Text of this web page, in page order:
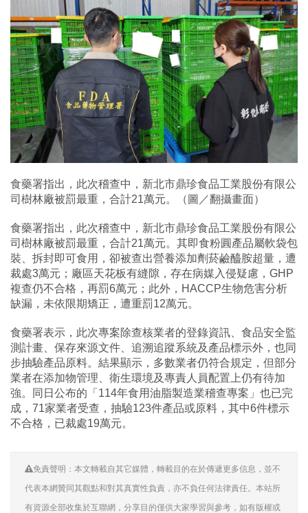
食藥署指出，此次稽查中，新北市鼎珍食品工業股份有限公
司樹林廠被罰最重，合計21萬元。（圖／翻攝畫面）
食藥署指出，此次稽查中，新北市鼎珍食品工業股份有限公
司樹林廠被罰最重，合計21萬元。其即食粉圓產品屬軟袋包
裝、拆封即可食用，卻被查出營養添加劑菸鹼醯胺超量，遭
裁處3萬元；廠區天花板有縫隙，存在病媒入侵疑慮，GHP
複查仍不合格，再罰6萬元；此外，HACCP生物危害分析
缺漏，未依限期矯正，遭重罰12萬元。
食藥署表示，此次專案除查核業者的登錄資訊、食品安全監
測計畫、保存來源文件、追溯追蹤系統及產品標示外，也同
步抽驗產品原料。結果顯示，多數業者仍符合規定，但部分
業者在添加物管理、衛生環境及專責人員配置上仍有待加
強。同日公布的「114年食用油脂製造業稽查專案」也已完
成，71家業者受查，抽驗123件產品或原料，其中6件標示
不合格，已裁處19萬元。
免責聲明：本文轉載自其它媒體，轉載目的在於傳遞更多信息，並不
代表本網贊同其觀點和對其真實性負責，亦不負任何法律責任。本站所
有資源全部收集於互聯網，分享目的僅供大家學習與參考，如有版權或